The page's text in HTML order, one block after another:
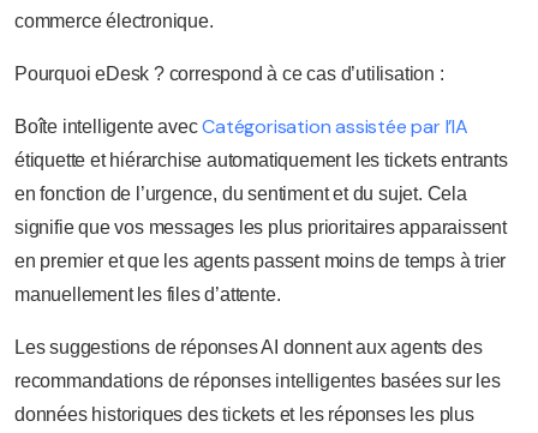
commerce électronique.
Pourquoi eDesk ? correspond à ce cas d’utilisation :
Boîte intelligente avec Catégorisation assistée par l’IA
étiquette et hiérarchise automatiquement les tickets entrants
en fonction de l’urgence, du sentiment et du sujet. Cela
signifie que vos messages les plus prioritaires apparaissent
en premier et que les agents passent moins de temps à trier
manuellement les files d’attente.
Les suggestions de réponses AI donnent aux agents des
recommandations de réponses intelligentes basées sur les
données historiques des tickets et les réponses les plus